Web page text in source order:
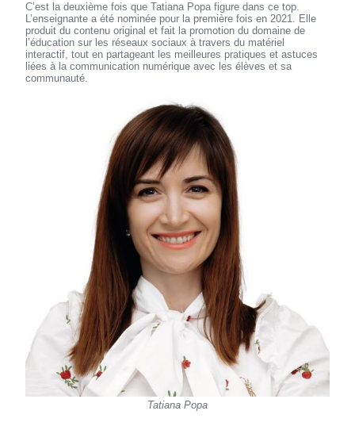
C’est la deuxième fois que Tatiana Popa figure dans ce top.
L’enseignante a été nominée pour la première fois en 2021. Elle
produit du contenu original et fait la promotion du domaine de
l’éducation sur les réseaux sociaux à travers du matériel
interactif, tout en partageant les meilleures pratiques et astuces
liées à la communication numérique avec les élèves et sa
communauté.
Tatiana Popa